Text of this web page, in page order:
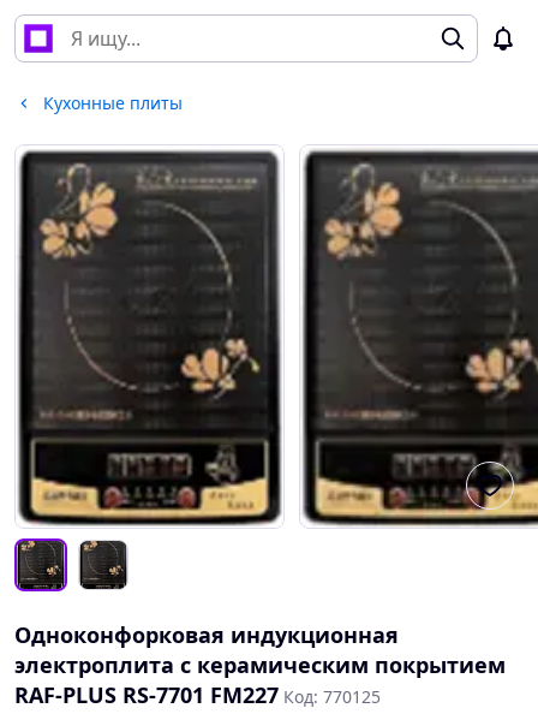
Кухонные плиты
Одноконфорковая индукционная
электроплита с керамическим покрытием
RAF-PLUS RS-7701 FM227 Код: 770125